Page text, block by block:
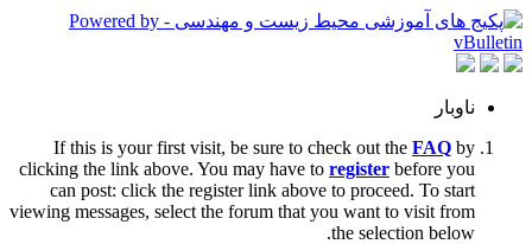
ناوبار
If this is your first visit, be sure to check out the FAQ by
clicking the link above. You may have to register before you
can post: click the register link above to proceed. To start
viewing messages, select the forum that you want to visit from
the selection below.